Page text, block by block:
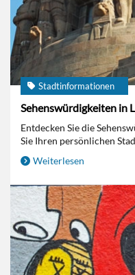
Stadtinformationen
Sehenswürdigkeiten in
Entdecken Sie die
Sie Ihren persönlichen
Weiterlesen